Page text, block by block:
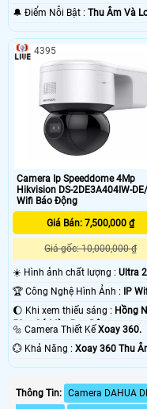
️🔔 Điểm Nỗi Bật : Thu Âm Và
Camera Ip Speeddome 4Mp
Hikvision DS-2DE3A404IW-
Wifi Báo Động
Giá Bán: 7,500,000 ₫
Giá gốc: 10,000,000 ₫
☀️ Hình ảnh chất lượng : Ultra
🏆 Công Nghệ Hình Ảnh :
IP
🌔 Khi xem thiếu sáng : Hồng
50m Có Màu Ban Đêm.
🔩 Camera Thiết Kế Xoay 360.
️💮 Khả Năng : Xoay 360 Thu
4395
Thông Tin: Camera DAHUA